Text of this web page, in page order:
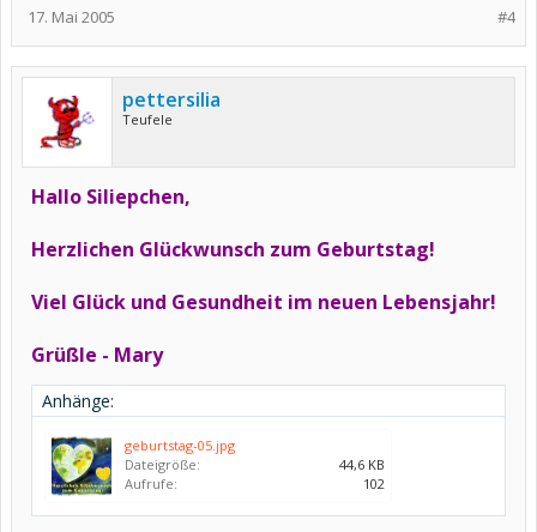
#4
17. Mai 2005
pettersilia
Teufele
Hallo Siliepchen,
Herzlichen Glückwunsch zum Geburtstag!
Viel Glück und Gesundheit im neuen Lebensjahr!
Grüßle - Mary
Anhänge:
geburtstag-05.jpg
Dateigröße:
44,6 KB
Aufrufe:
102